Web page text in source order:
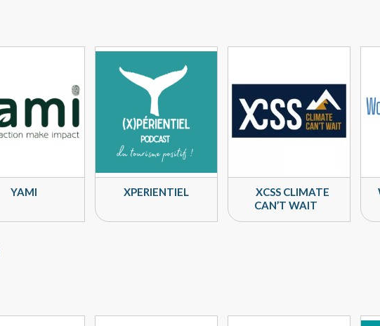
YAMI XPERIENTIEL
XCSS CLIMATE
CAN’T WAIT